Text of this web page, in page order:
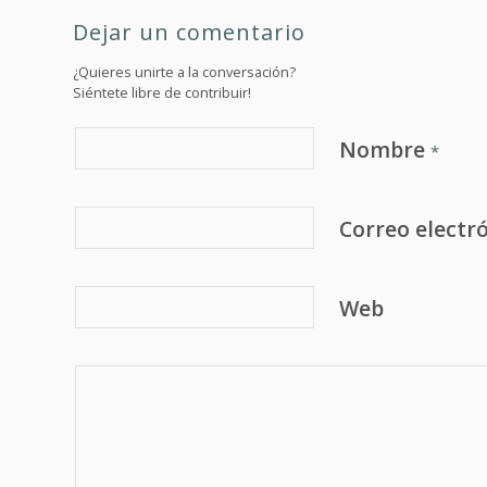
Dejar un comentario
¿Quieres unirte a la conversación?
Siéntete libre de contribuir!
Nombre *
Correo
Web